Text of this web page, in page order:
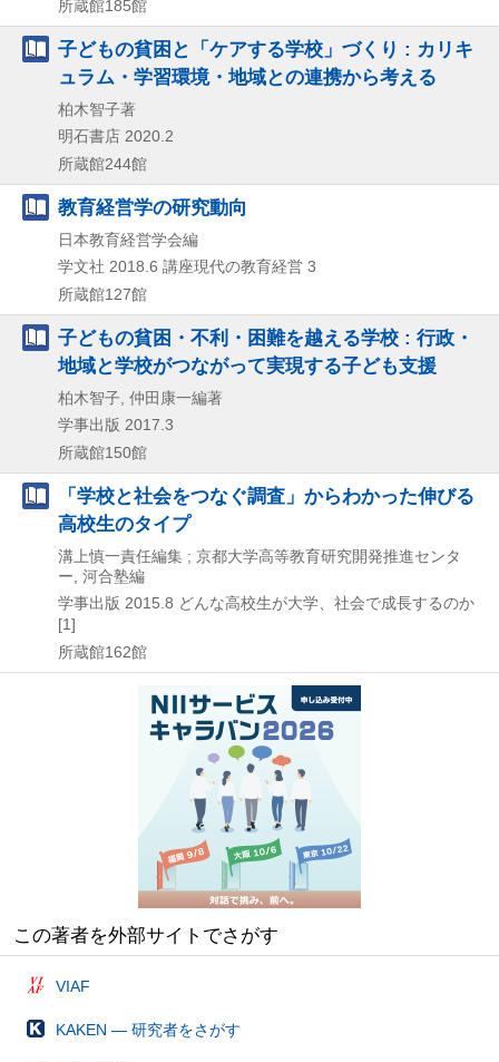
所蔵館185館
子どもの貧困と「ケアする学校」づくり : カリキ
ュラム・学習環境・地域との連携から考える
柏木智子著
明石書店 2020.2
所蔵館244館
教育経営学の研究動向
日本教育経営学会編
学文社 2018.6 講座現代の教育経営 3
所蔵館127館
子どもの貧困・不利・困難を越える学校 : 行政・
地域と学校がつながって実現する子ども支援
柏木智子, 仲田康一編著
学事出版 2017.3
所蔵館150館
「学校と社会をつなぐ調査」からわかった伸びる
高校生のタイプ
溝上慎一責任編集 ; 京都大学高等教育研究開発推進センタ
ー, 河合塾編
学事出版 2015.8 どんな高校生が大学、社会で成長するのか
[1]
所蔵館162館
この著者を外部サイトでさがす
VIAF
KAKEN — 研究者をさがす